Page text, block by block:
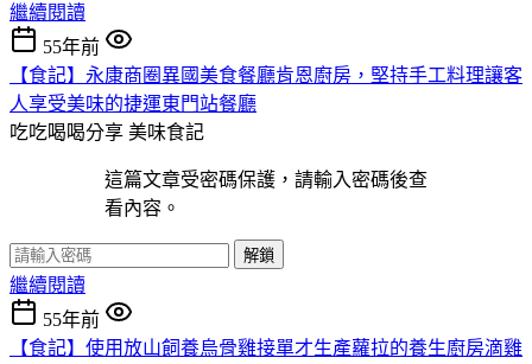
繼續閱讀
55年前
【食記】永康商圈異國美食餐廳肯恩廚房，堅持手工料理讓客
人享受美味的捷運東門站餐廳
吃吃喝喝分享 美味食記
這篇文章受密碼保護，請輸入密碼後查
看內容。
解鎖
繼續閱讀
55年前
【食記】使用放山飼養烏骨雞接單才生產蘿拉的養生廚房滴雞